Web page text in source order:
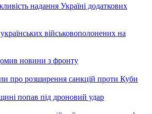
надання Україні додаткових
військовополонених на
новини з фронту
про розширення санкцій проти Куби
попав під дроновий удар